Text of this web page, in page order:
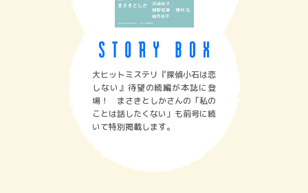
大ヒットミステリ『探偵小石は恋
しない』待望の続編が本誌に登
場！ まさきとしかさんの「私の
ことは話したくない」も前号に続
いて特別掲載します。